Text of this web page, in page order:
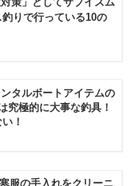
策」としてサブイズム
りで行っている10の
ンタルボートアイテムの
究極的に大事な釣具！
！
服の手入れをクリーニ